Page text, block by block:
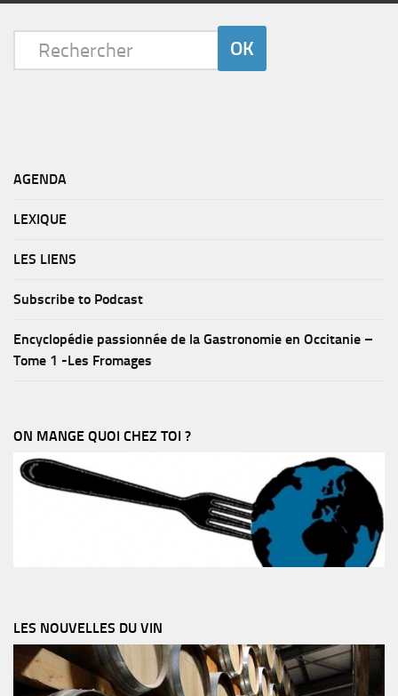
AGENDA
LEXIQUE
LES LIENS
Subscribe to Podcast
Encyclopédie passionnée de la Gastronomie en Occitanie –
Tome 1 -Les Fromages
ON MANGE QUOI CHEZ TOI ?
LES NOUVELLES DU VIN